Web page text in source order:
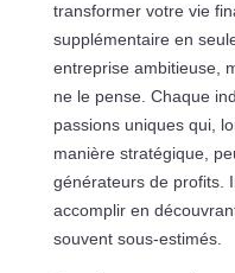
transformer votre vie
supplémentaire en
entreprise ambitieuse,
ne le pense. Chaque
passions uniques qui,
manière stratégique,
générateurs de profits.
accomplir en
souvent sous-estimés.